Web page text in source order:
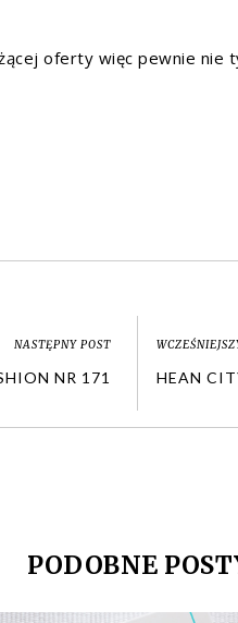
oferty więc pewnie nie
NASTĘPNY POST
NR 171 HEAN
PODOBNE